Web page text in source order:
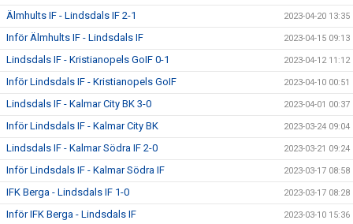
Älmhults IF - Lindsdals IF 2-1 2023-04-20 13:35
Inför Älmhults IF - Lindsdals IF 2023-04-15 09:13
Lindsdals IF - Kristianopels GoIF 0-1 2023-04-12 11:12
Inför Lindsdals IF - Kristianopels GoIF 2023-04-10 00:51
Lindsdals IF - Kalmar City BK 3-0 2023-04-01 00:37
Inför Lindsdals IF - Kalmar City BK 2023-03-24 09:04
Lindsdals IF - Kalmar Södra IF 2-0 2023-03-21 09:24
Inför Lindsdals IF - Kalmar Södra IF 2023-03-17 08:58
IFK Berga - Lindsdals IF 1-0 2023-03-17 08:28
Inför IFK Berga - Lindsdals IF 2023-03-10 15:36